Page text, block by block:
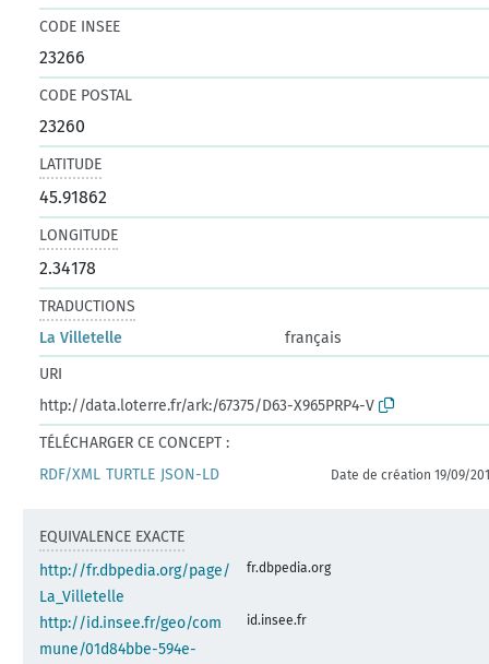
CODE INSEE
23266
CODE POSTAL
23260
LATITUDE
45.91862
LONGITUDE
2.34178
TRADUCTIONS
La Villetelle
français
URI
http://data.loterre.fr/ark:/67375/D63-X965PRP4-V
TÉLÉCHARGER CE CONCEPT :
RDF/XML TURTLE JSON-LD Date de création 19/09/
EQUIVALENCE EXACTE
http://fr.dbpedia.org/page/
La_Villetelle
fr.dbpedia.org
http://id.insee.fr/geo/com
mune/01d84bbe-594e-
id.insee.fr